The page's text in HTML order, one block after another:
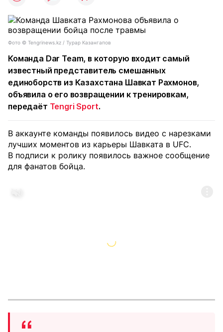
Фото © Tengrinews.kz / Турар Казангапов
Команда Dar Team, в которую входит самый
известный представитель смешанных
единоборств из Казахстана Шавкат Рахмонов,
объявила о его возвращении к тренировкам,
передаёт Tengri Sport.
В аккаунте команды появилось видео с нарезками
лучших моментов из карьеры Шавката в UFC.
В подписи к ролику появилось важное сообщение
для фанатов бойца.